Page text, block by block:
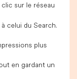
sur le réseau
celui du Search.
plus
en gardant un